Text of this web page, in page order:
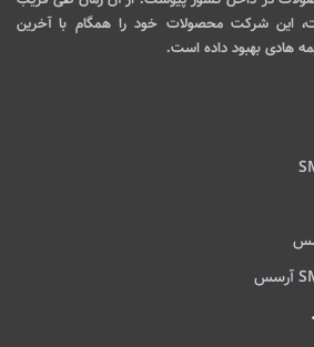
این شرکت محصولات خود را همگام با آخرین
هادی بهبود داده است.